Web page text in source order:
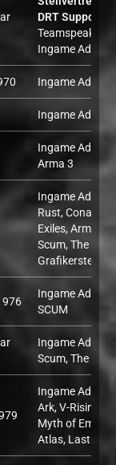
DRT Supporter
Teamspeak,
Ingame Admin:
Ingame Admin:
Ingame Admin:
Ingame Admin:
Arma 3
Ingame Admin:
Rust, Conan
Exiles, Arma 3,
Scum, The
Ingame Admin:
SCUM
Ingame Admin:
Scum, The
Ingame Admin:
Ark, V-Rising,
Myth of
Atlas, Last